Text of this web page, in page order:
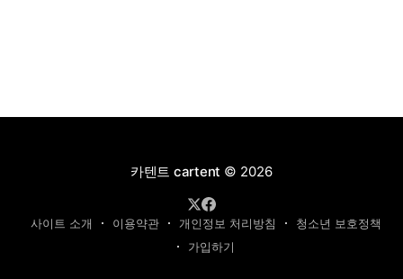
카텐트 cartent © 2026
사이트 소개 이용약관 개인정보 처리방침
청소년 보호정책
가입하기